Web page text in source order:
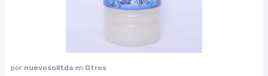
por nuevosolltda en Otros